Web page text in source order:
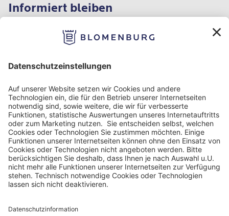
Informiert bleiben
Impressum
Datenschutzinformation
Nutzungsbedingungen
Barrierefreiheit